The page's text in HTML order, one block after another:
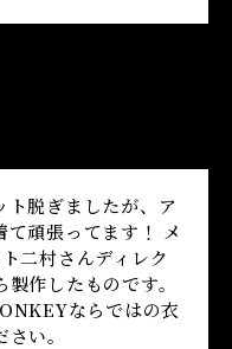
ト脱ぎましたが、ア
頑張ってます！ メ
二村さんディレク
作したものです。
ならではの衣
い。